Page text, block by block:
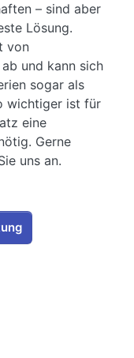
– sind aber
Lösung.
von
und kann sich
sogar als
wichtiger ist für
eine
Gerne
uns an.